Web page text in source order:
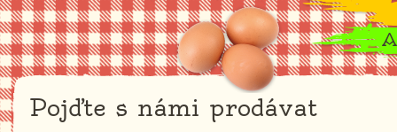
Pojďte s námi prodávat